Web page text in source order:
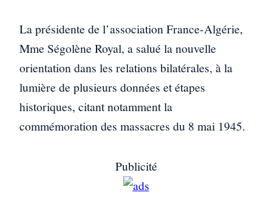
La présidente de l’association France-Algérie,
Mme Ségolène Royal, a salué la nouvelle
orientation dans les relations bilatérales, à la
lumière de plusieurs données et étapes
historiques, citant notamment la
commémoration des massacres du 8 mai 1945.
Publicité